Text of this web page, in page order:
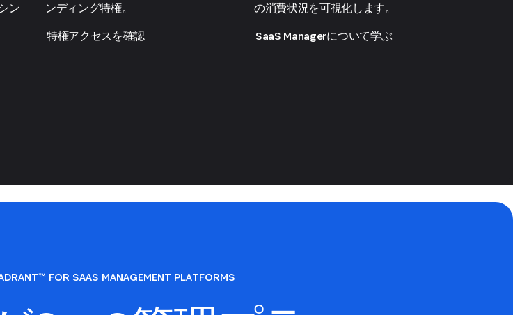
ン
ンディング特権。
特権アクセスを確認
の消費状況を可視化します。
SaaS Managerについて学ぶ
FOR SAAS MANAGEMENT PLATFORMS